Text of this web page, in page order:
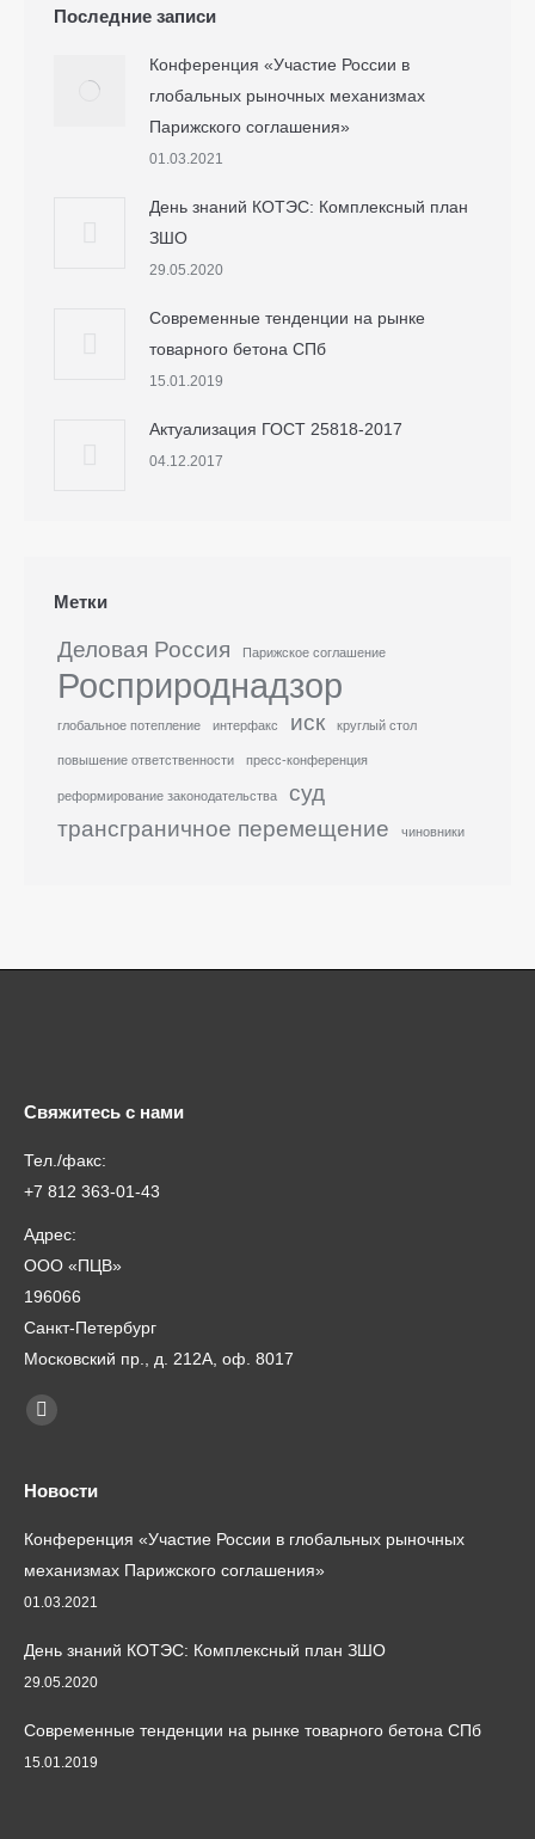
Последние записи
Конференция «Участие России в
глобальных рыночных механизмах
Парижского соглашения»
01.03.2021
День знаний КОТЭС: Комплексный план
ЗШО
29.05.2020
Современные тенденции на рынке
товарного бетона СПб
15.01.2019
Актуализация ГОСТ 25818-2017
04.12.2017
Метки
Деловая Россия Парижское соглашение
Росприроднадзор
глобальное потепление интерфакс иск круглый стол
повышение ответственности пресс-конференция
реформирование законодательства
суд
трансграничное перемещение
чиновники
Свяжитесь с нами
Тел./факс:
+7 812 363-01-43
Адрес:
ООО «ПЦВ»
196066
Санкт-Петербург
Московский пр., д. 212А, оф. 8017
Найдите нас:
Почта
opens
new
window
Новости
Конференция «Участие России в глобальных рыночных
механизмах Парижского соглашения»
01.03.2021
День знаний КОТЭС: Комплексный план ЗШО
29.05.2020
Современные тенденции на рынке товарного бетона СПб
15.01.2019